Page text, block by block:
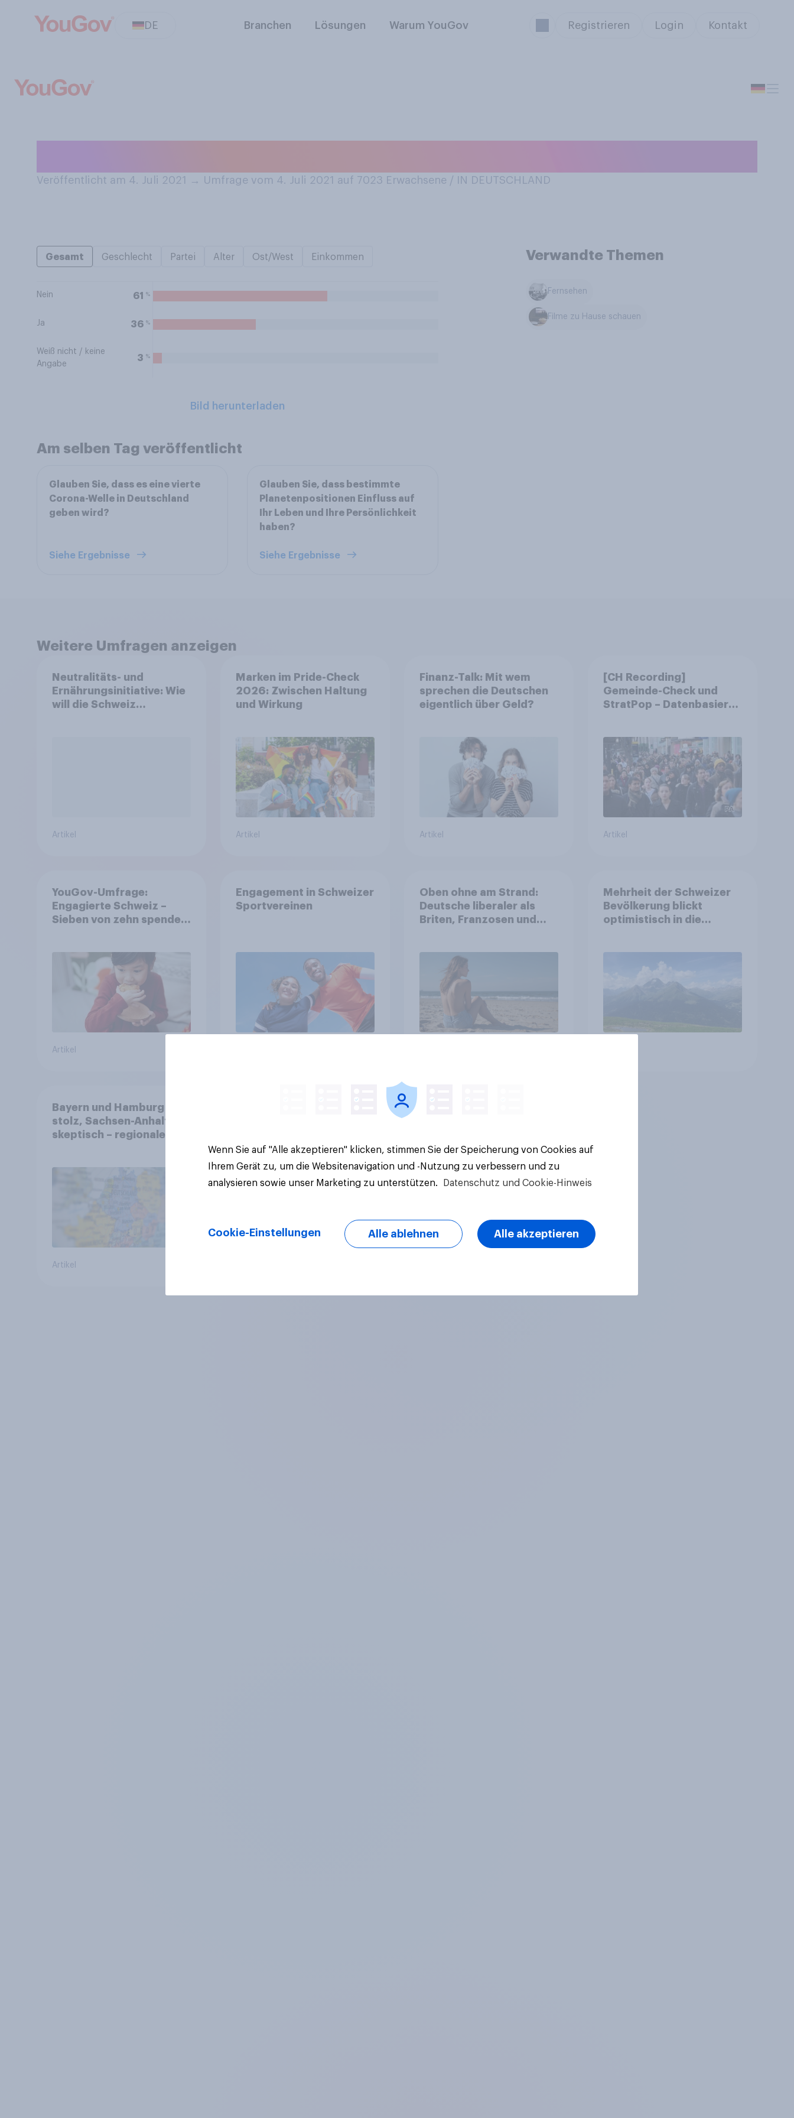
DE Branchen Lösungen Warum YouGov Registrieren Login Kontakt
Veröffentlicht am 4. Juli 2021 → Umfrage vom 4. Juli 2021 auf 7023 Erwachsene / IN DEUTSCHLAND
Gesamt Geschlecht Partei Alter Ost/West Einkommen
Nein 61 %
Ja 36 %
Weiß nicht / keine
Angabe
3 %
Bild herunterladen
Verwandte Themen
Fernsehen
Filme zu Hause schauen
Am selben Tag veröffentlicht
Glauben Sie, dass es eine vierte
Corona-Welle in Deutschland
geben wird?
Siehe Ergebnisse
Glauben Sie, dass bestimmte
Planetenpositionen Einfluss auf
Ihr Leben und Ihre Persönlichkeit
haben?
Siehe Ergebnisse
Weitere Umfragen anzeigen
Neutralitäts- und
Ernährungsinitiative: Wie
will die Schweiz
Artikel
Marken im Pride-Check
2026: Zwischen Haltung
und Wirkung
Artikel
Finanz-Talk: Mit wem
sprechen die Deutschen
eigentlich über Geld?
Artikel
[CH Recording]
Gemeinde-Check und
StratPop – Datenbasierte
Artikel
YouGov-Umfrage:
Engagierte Schweiz –
Sieben von zehn spenden,
Artikel
Engagement in Schweizer
Sportvereinen
Oben ohne am Strand:
Deutsche liberaler als
Briten, Franzosen und
Mehrheit der Schweizer
Bevölkerung blickt
optimistisch in die
Gesundheitswesen und
Altersvorsorge
Bayern und Hamburg
stolz, Sachsen-Anhalt
skeptisch – regionale
Europa im Osten am
Artikel
Wenn Sie auf "Alle akzeptieren" klicken, stimmen Sie der Speicherung von Cookies auf
Ihrem Gerät zu, um die Websitenavigation und -Nutzung zu verbessern und zu
analysieren sowie unser Marketing zu unterstützen.
Datenschutz und Cookie-Hinweis
Cookie-Einstellungen Alle ablehnen Alle akzeptieren